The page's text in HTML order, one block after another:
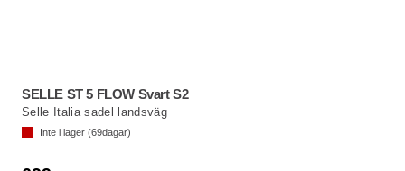
SELLE ST 5 FLOW Svart S2
Selle Italia sadel landsväg
Inte i lager (69dagar)